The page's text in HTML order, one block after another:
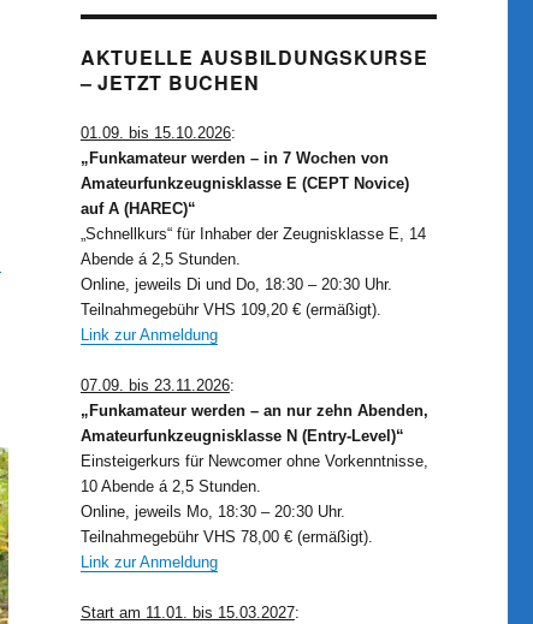
AKTUELLE AUSBILDUNGSKURSE
– JETZT BUCHEN
01.09. bis 15.10.2026:
„Funkamateur werden – in 7 Wochen von
Amateurfunkzeugnisklasse E (CEPT Novice)
auf A (HAREC)“
„Schnellkurs“ für Inhaber der Zeugnisklasse E, 14
Abende á 2,5 Stunden.
Online, jeweils Di und Do, 18:30 – 20:30 Uhr.
Teilnahmegebühr VHS 109,20 € (ermäßigt).
Link zur Anmeldung
07.09. bis 23.11.2026:
„Funkamateur werden – an nur zehn Abenden,
Amateurfunkzeugnisklasse N (Entry-Level)“
Einsteigerkurs für Newcomer ohne Vorkenntnisse,
10 Abende á 2,5 Stunden.
Online, jeweils Mo, 18:30 – 20:30 Uhr.
Teilnahmegebühr VHS 78,00 € (ermäßigt).
Link zur Anmeldung
Start am 11.01. bis 15.03.2027: